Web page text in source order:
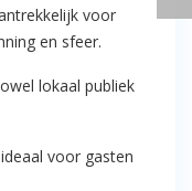
voor
en sfeer.
lokaal publiek
voor gasten